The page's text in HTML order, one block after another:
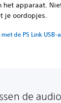
het apparaat.
je oordopjes.
de PS Link USB-
de